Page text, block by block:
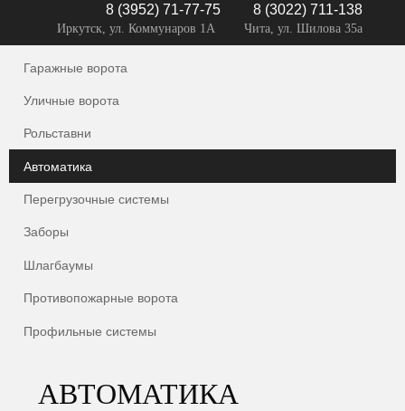
8 (3952) 71-77-75 8 (3022) 711-138
Иркутск, ул. Коммунаров 1А Чита, ул. Шилова 35а
Гаражные ворота
Уличные ворота
Рольставни
Автоматика
Перегрузочные системы
Заборы
Шлагбаумы
Противопожарные ворота
Профильные системы
АВТОМАТИКА